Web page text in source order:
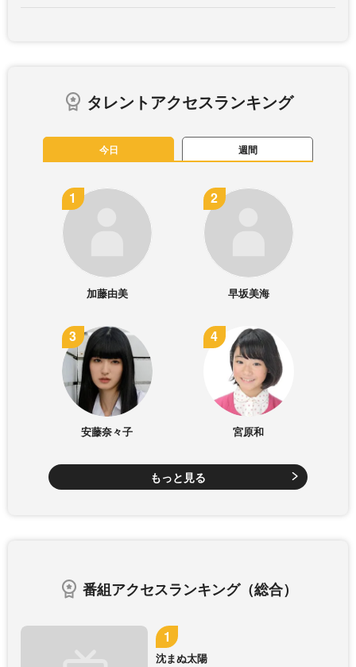
タレントアクセスランキング
今日 週間
加藤由美 早坂美海
安藤奈々子 宮原和
もっと見る
番組アクセスランキング（総合）
沈まぬ太陽